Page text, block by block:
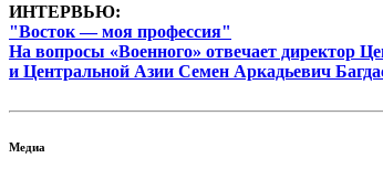
ИНТЕРВЬЮ:
"Восток — моя профессия"
На вопросы «Военного» отвечает директор
и Центральной Азии Семен Аркадьевич
Медиа